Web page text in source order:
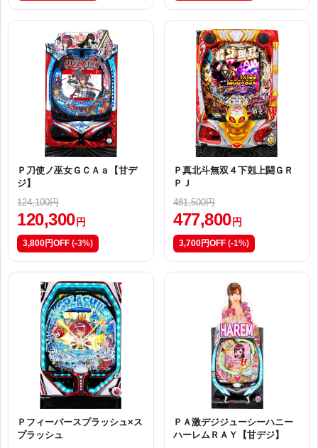
Ｐ刀使ノ巫女ＧＣＡａ【甘デ
ジ】
124,100円
120,300 円
3,800円OFF (-3%)
Ｐ真北斗無双４下剋上闘ＧＲ
ＰＪ
481,500円
477,800 円
3,700円OFF (-1%)
Ｐフィーバースプラッシュ×ス
プラッシュ
ＰＡ激デジジューシーハニー
ハーレムＲＡＹ【甘デジ】